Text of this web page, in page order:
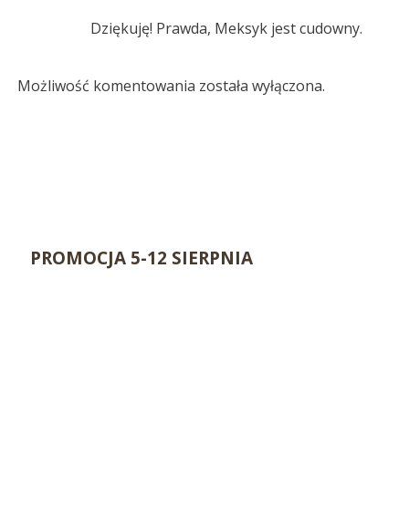
Dziękuję! Prawda, Meksyk jest cudowny.
Możliwość komentowania została wyłączona.
PROMOCJA 5-12 SIERPNIA